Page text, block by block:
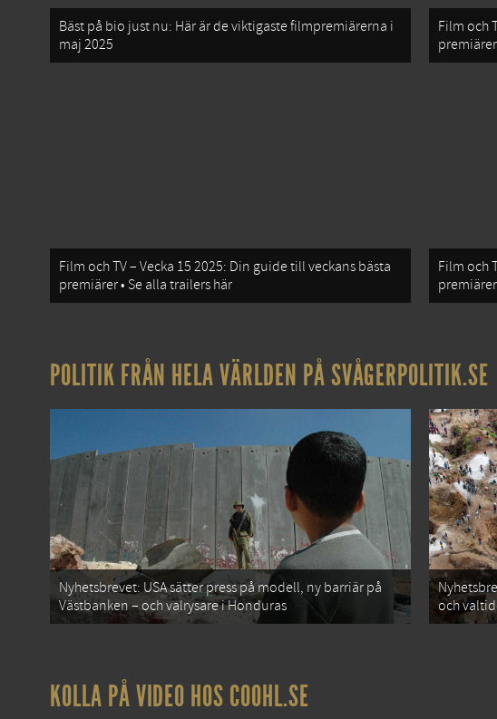
Bäst på bio just nu: Här är de viktigaste filmpremiärerna i
maj 2025
Film och
Film och TV – Vecka 15 2025: Din guide till veckans bästa
premiärer • Se alla trailers här
Film och
POLITIK FRÅN HELA VÄRLDEN PÅ SVÅGERPOLITIK.SE
Nyhetsbrevet: USA sätter press på modell, ny barriär på
Västbanken – och valrysare i Honduras
och
KOLLA PÅ VIDEO HOS COOHL.SE